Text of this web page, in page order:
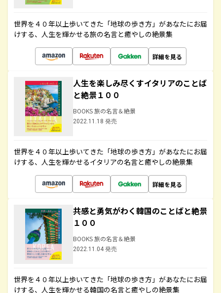
世界を４０年以上歩いてきた「地球の歩き方」があなたにお届
けする、人生を輝かせる旅の名言と癒やしの絶景集
詳細を見る
人生を楽しみ尽くすイタリアのことば
と絶景１００
BOOKS 旅の名言＆絶景
2022.11.18 発売
世界を４０年以上歩いてきた「地球の歩き方」があなたにお届
けする、人生を輝かせるイタリアの名言と癒やしの絶景集
詳細を見る
共感と勇気がわく韓国のことばと絶景
１００
BOOKS 旅の名言＆絶景
2022.11.04 発売
世界を４０年以上歩いてきた「地球の歩き方」があなたにお届
けする、人生を輝かせる韓国の名言と癒やしの絶景集